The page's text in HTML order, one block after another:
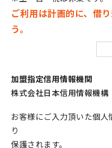
ご利用は計画的に、借
う。
加盟指定信用情報機関
株式会社日本信用情報機構
お客様にご入力頂いた個
り
保護されます。